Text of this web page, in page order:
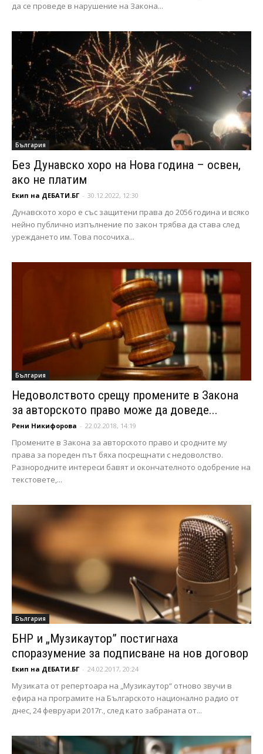
да се проведе в нарушение на Закона...
България
Без Дунавско хоро на Нова година – освен,
ако не платим
Екип на ДЕБАТИ.БГ - 30.12.2022, 12:30
Дунавското хоро е със защитени права до 2056 година и всяко
нейно публично изпълнение по закон трябва да става след
уреждането им. Това посочиха...
България
Недоволството срещу промените в Закона
за авторското право може да доведе...
Рени Никифорова - 22.02.2018, 14:19
Промените в Закона за авторското право и сродните му
права за пореден път бяха посрещнати с недоволство.
Разнородните интереси бавят и окончателното одобрение на
текстовете,...
България
БНР и „Музикаутор” постигнаха
споразумение за подписване на нов договор
Екип на ДЕБАТИ.БГ - 24.02.2017, 20:24
Музиката от репертоара на „Музикаутор“ отново звучи в
ефира на програмите на Българското национално радио от
днес, 24 февруари 2017г., след като забраната от...